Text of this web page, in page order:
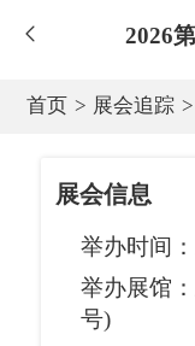
首页 > 展会追踪 >
展会信息
举办时间：
举办展馆：
号)